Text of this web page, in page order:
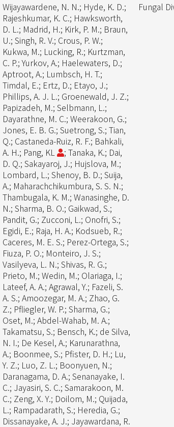
Wijayawardene, N. N.; Hyde, K. D.;
Rajeshkumar, K. C.; Hawksworth,
D. L.; Madrid, H.; Kirk, P. M.; Braun,
U.; Singh, R. V.; Crous, P. W.;
Kukwa, M.; Lucking, R.; Kurtzman,
C. P.; Yurkov, A.; Haelewaters, D.;
Aptroot, A.; Lumbsch, H. T.;
Timdal, E.; Ertz, D.; Etayo, J.;
Phillips, A. J. L.; Groenewald, J. Z.;
Papizadeh, M.; Selbmann, L.;
Dayarathne, M. C.; Weerakoon, G.;
Jones, E. B. G.; Suetrong, S.; Tian,
Q.; Castaneda-Ruiz, R. F.; Bahkali,
A. H.; Pang, KL
; Tanaka, K.; Dai,
D. Q.; Sakayaroj, J.; Hujslova, M.;
Lombard, L.; Shenoy, B. D.; Suija,
A.; Maharachchikumbura, S. S. N.;
Thambugala, K. M.; Wanasinghe, D.
N.; Sharma, B. O.; Gaikwad, S.;
Pandit, G.; Zucconi, L.; Onofri, S.;
Egidi, E.; Raja, H. A.; Kodsueb, R.;
Caceres, M. E. S.; Perez-Ortega, S.;
Fiuza, P. O.; Monteiro, J. S.;
Vasilyeva, L. N.; Shivas, R. G.;
Prieto, M.; Wedin, M.; Olariaga, I.;
Lateef, A. A.; Agrawal, Y.; Fazeli, S.
A. S.; Amoozegar, M. A.; Zhao, G.
Z.; Pfliegler, W. P.; Sharma, G.;
Oset, M.; Abdel-Wahab, M. A.;
Takamatsu, S.; Bensch, K.; de Silva,
N. I.; De Kesel, A.; Karunarathna,
A.; Boonmee, S.; Pfister, D. H.; Lu,
Y. Z.; Luo, Z. L.; Boonyuen, N.;
Daranagama, D. A.; Senanayake, I.
C.; Jayasiri, S. C.; Samarakoon, M.
C.; Zeng, X. Y.; Doilom, M.; Quijada,
L.; Rampadarath, S.; Heredia, G.;
Dissanayake, A. J.; Jayawardana, R.
Fungal